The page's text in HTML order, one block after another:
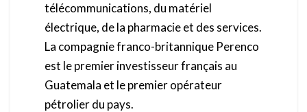
télécommunications, du matériel
électrique, de la pharmacie et des services.
La compagnie franco-britannique Perenco
est le premier investisseur français au
Guatemala et le premier opérateur
pétrolier du pays.